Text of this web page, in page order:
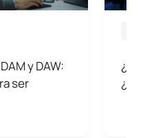
y DAW:
ser